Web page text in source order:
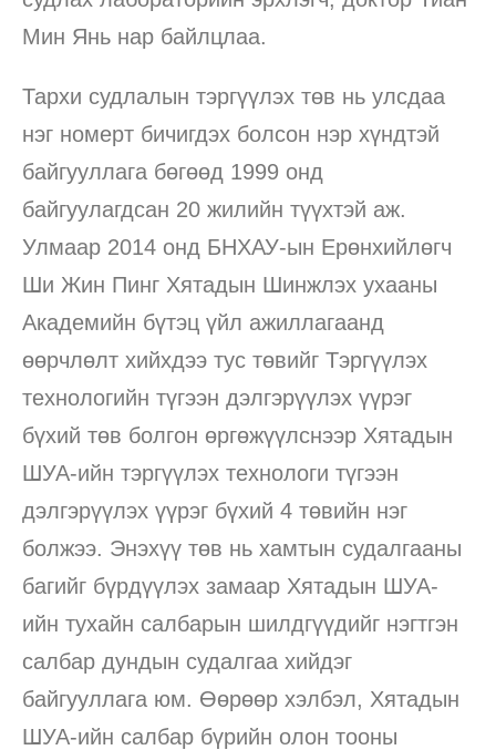
Мин Янь нар байлцлаа.
Тархи судлалын тэргүүлэх төв нь улсдаа
нэг номерт бичигдэх болсон нэр хүндтэй
байгууллага бөгөөд 1999 онд
байгуулагдсан 20 жилийн түүхтэй аж.
Улмаар 2014 онд БНХАУ-ын Ерөнхийлөгч
Ши Жин Пинг Хятадын Шинжлэх ухааны
Академийн бүтэц үйл ажиллагаанд
өөрчлөлт хийхдээ тус төвийг Тэргүүлэх
технологийн түгээн дэлгэрүүлэх үүрэг
бүхий төв болгон өргөжүүлснээр Хятадын
ШУА-ийн тэргүүлэх технологи түгээн
дэлгэрүүлэх үүрэг бүхий 4 төвийн нэг
болжээ. Энэхүү төв нь хамтын судалгааны
багийг бүрдүүлэх замаар Хятадын ШУА-
ийн тухайн салбарын шилдгүүдийг нэгтгэн
салбар дундын судалгаа хийдэг
байгууллага юм. Өөрөөр хэлбэл, Хятадын
ШУА-ийн салбар бүрийн олон тооны